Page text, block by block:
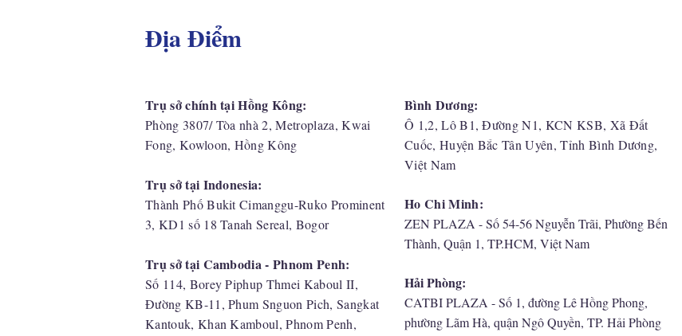
Địa Điểm
Trụ sở chính tại Hồng Kông:
Phòng 3807/ Tòa nhà 2, Metroplaza, Kwai
Fong, Kowloon, Hồng Kông
Trụ sở tại Indonesia:
​Thành Phố Bukit Cimanggu-Ruko Prominent
3, KD1 số 18 Tanah Sereal, Bogor
Trụ sở tại Cambodia - Phnom Penh:
Số 114, Borey Piphup Thmei Kaboul II,
Đường KB-11, Phum Snguon Pich, Sangkat
Kantouk, Khan Kamboul, Phnom Penh,
Bình Dương:
Ô 1,2, Lô B1, Đường N1, KCN KSB, Xã Đất
Cuốc, Huyện Bắc Tân Uyên, Tỉnh Bình Dương,
Việt Nam
Ho Chi Minh:
ZEN PLAZA - Số 54-56 Nguyễn Trãi, Phường Bến
Thành, Quận 1, TP.HCM, Việt Nam
Hải Phòng:
CATBI PLAZA - Số 1, đường Lê Hồng Phong,
phường Lãm Hà, quận Ngô Quyền, TP. Hải Phòng